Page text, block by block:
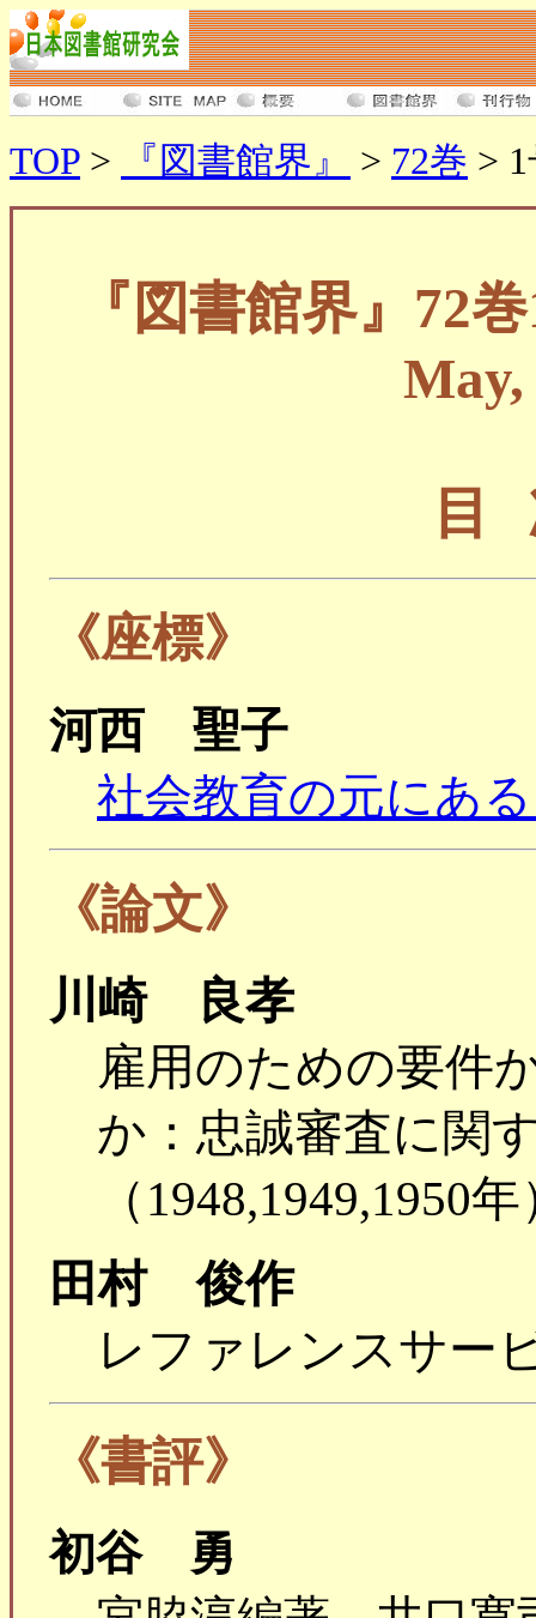
TOP > 『図書館界』 > 72巻 >
『図書館界』72
May,
《座標》
河西 聖子
社会教育の元にあ
《論文》
川崎 良孝
雇用のための要件
か：忠誠審査に関
（1948,1949,1950
田村 俊作
レファレンスサー
《書評》
初谷 勇